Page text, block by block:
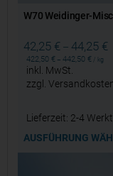
W70 Weidinger-
42,25 € – 44,25 €
422,50€ –442,50€ kg
inkl. MwSt.
zzgl.
Lieferzeit: 2-4
AUSFÜHRUNG